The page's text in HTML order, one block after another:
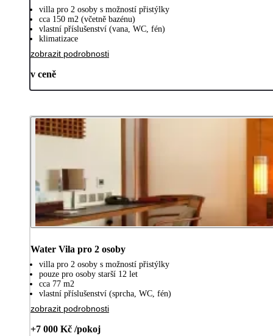
villa pro 2 osoby s možností přistýlky
cca 150 m2 (včetně bazénu)
vlastní příslušenství (vana, WC, fén)
klimatizace
zobrazit podrobnosti
v ceně
Water Vila pro 2 osoby
villa pro 2 osoby s možností přistýlky
pouze pro osoby starší 12 let
cca 77 m2
vlastní příslušenství (sprcha, WC, fén)
zobrazit podrobnosti
+7 000 Kč /pokoj